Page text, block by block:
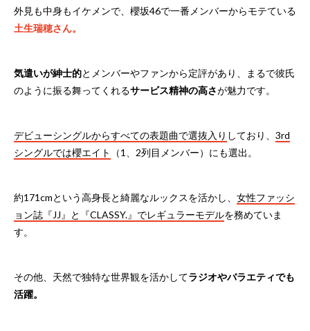
外見も中身もイケメンで、櫻坂46で一番メンバーからモテている
土生瑞穂さん。
気遣いが紳士的とメンバーやファンから定評があり、まるで彼氏
のように振る舞ってくれるサービス精神の高さが魅力です。
デビューシングルからすべての表題曲で選抜入り しており、 3rd
シングルでは櫻エイト
（1、2列目メンバー）にも選出。
約171cmという高身長と綺麗なルックスを活かし、 女性ファッシ
ョン誌『JJ』と『CLASSY.』でレギュラーモデルを務めていま
す。
その他、天然で独特な世界観を活かしてラジオやバラエティでも
活躍。